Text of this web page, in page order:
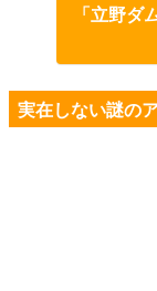
「立野
実在しない謎の